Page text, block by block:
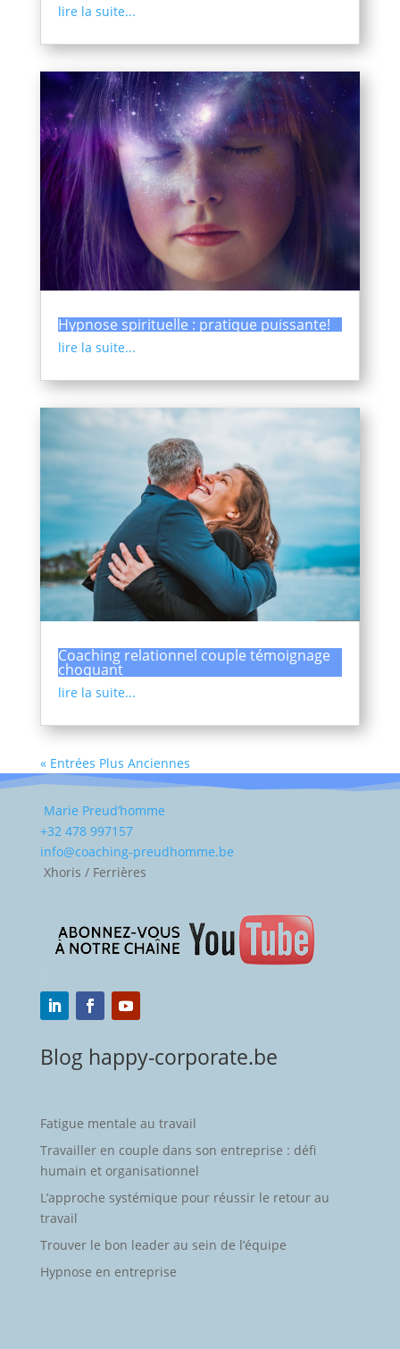
lire la suite...
Hypnose spirituelle : pratique puissante!
lire la suite...
Coaching relationnel couple témoignage
choquant
lire la suite...
« Entrées Plus Anciennes
Marie Preud’homme
+32 478 997157
info@coaching-preudhomme.be
Xhoris / Ferrières
Blog happy-corporate.be
Fatigue mentale au travail
Travailler en couple dans son entreprise : défi
humain et organisationnel
L’approche systémique pour réussir le retour au
travail
Trouver le bon leader au sein de l’équipe
Hypnose en entreprise